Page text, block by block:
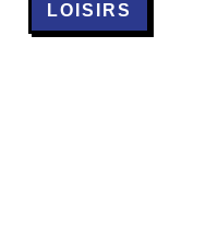
LOISIRS